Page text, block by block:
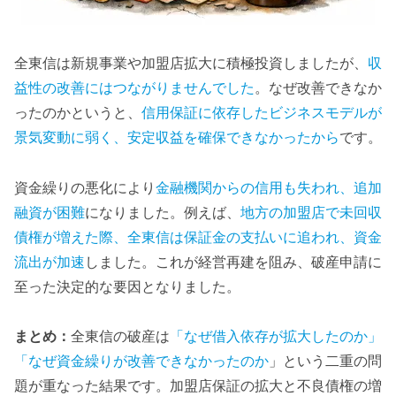
全東信は新規事業や加盟店拡大に積極投資しましたが、 収
益性の改善にはつながりませんでした 。なぜ改善できなか
ったのかというと、 信用保証に依存したビジネスモデルが
景気変動に弱く、安定収益を確保できなかったからです。
資金繰りの悪化により 金融機関からの信用も失われ、追加
融資が困難になりました。例えば、 地方の加盟店で未回収
債権が増えた際、全東信は保証金の支払いに追われ、資金
流出が加速 しました。これが経営再建を阻み、破産申請に
至った決定的な要因となりました。
まとめ： 全東信の破産は 「なぜ借入依存が拡大したのか」
「なぜ資金繰りが改善できなかったのか 」という二重の問
題が重なった結果です。加盟店保証の拡大と不良債権の増